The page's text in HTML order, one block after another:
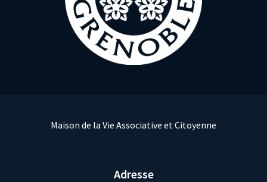
Maison de la Vie Associative et Citoyenne
Adresse